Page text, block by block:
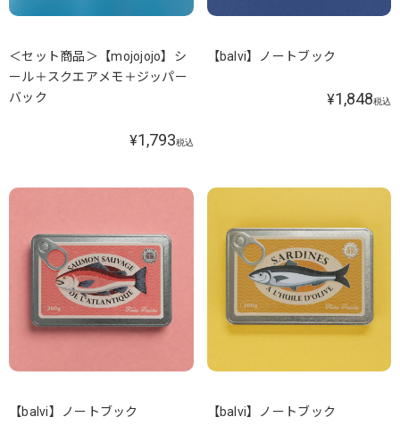
＜セット商品＞【mojojojo】シ
ール＋スクエアメモ＋ジッパー
バック
¥1,793税込
【balvi】ノートブック
¥1,848税込
【balvi】ノートブック 【balvi】ノートブック